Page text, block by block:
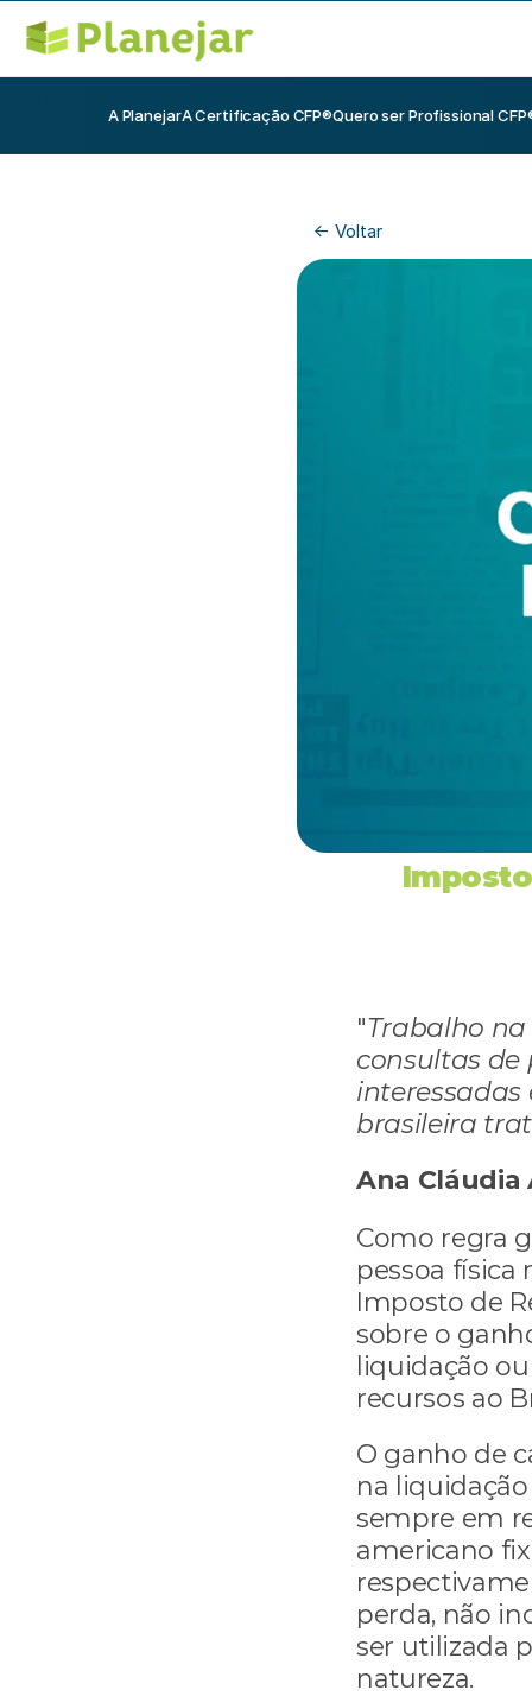
A PlanejarA Certificação CFP®Quero ser Profissional
<- Voltar
"Trabalho
consultas de
interessadas
brasileira
Ana Cláudia
Como regra
pessoa física
Imposto de
sobre o
liquidação
recursos ao
O ganho de
na
sempre em
americano
perda, não
ser utilizada
natureza.